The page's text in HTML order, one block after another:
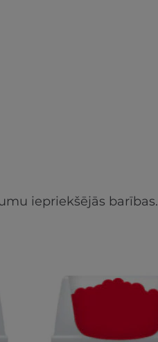
iepriekšējās barības.